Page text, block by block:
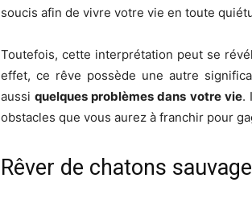
soucis afin de vivre votre vie en toute
Toutefois, cette interprétation peut se
effet, ce rêve possède une autre
aussiquelques problèmes dans votre vie.
obstacles que vous aurez à franchir pour
Rêver de chatons